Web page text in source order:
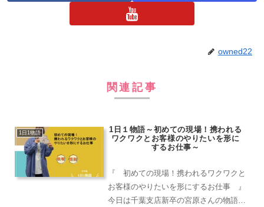
owned22
関連記事
1日1物語
1日１物語～初めての現場！携われる
ワクワクとお客様のやりたいを形に
するお仕事～
『 初めての現場！携われるワクワクと
お客様のやりたいを形にするお仕事 』
今日は千葉支店新卒の宮原さんの物語で